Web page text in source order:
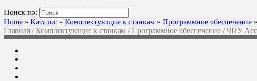
Поиск по:
Home » Каталог » Комплектующие к станкам » Программное обеспечение »
Главная /Комплектующие к станкам /Программное обеспечение / ЧПУ